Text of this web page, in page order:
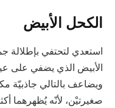
الكحل الأبيض
استعدي لتحتفي بإطلالة
الأبيض الذي يضفي على
ويضاعف بالتالي جاذبيّة
صغيرتيْن، لأنّه يُظهرهما